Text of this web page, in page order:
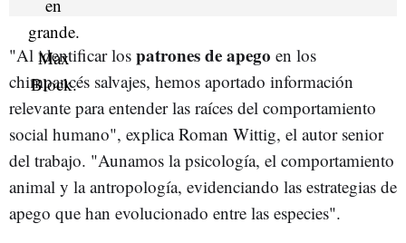
"Al identificar los patrones de apego en los
chimpancés salvajes, hemos aportado información
relevante para entender las raíces del comportamiento
social humano", explica Roman Wittig, el autor senior
del trabajo. "Aunamos la psicología, el comportamiento
animal y la antropología, evidenciando las estrategias de
apego que han evolucionado entre las especies".